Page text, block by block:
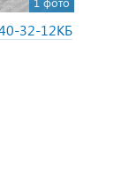
32-12КБ